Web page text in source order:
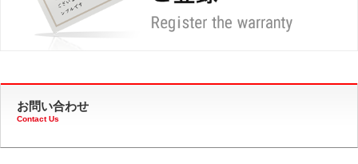
お問い合わせ
Contact Us